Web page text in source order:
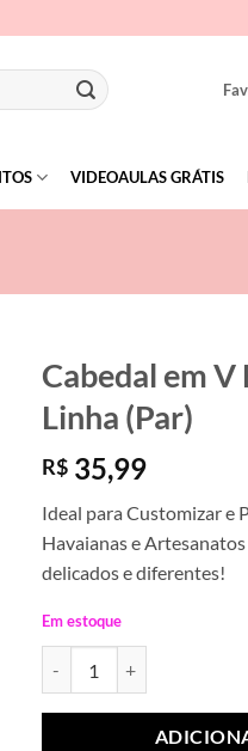
VIDEOAULAS GRÁTIS
Cabedal em V
Linha (Par)
R$35,99
Ideal para Customizar e
Havaianas e
delicados e diferentes!
Em estoque